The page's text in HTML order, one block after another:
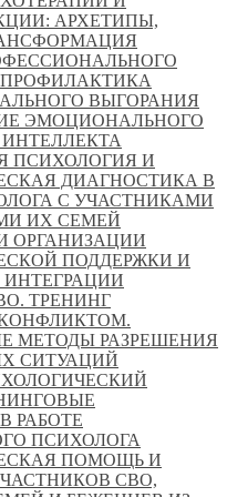
АРХЕТИПЫ,
ВЫГОРАНИЯ
ЭМОЦИОНАЛЬНОГО
ПСИХОЛОГИЯ И
ДИАГНОСТИКА В
С УЧАСТНИКАМИ
ИХ СЕМЕЙ
ОРГАНИЗАЦИИ
ПОДДЕРЖКИ И
ТРЕНИНГ
МЕТОДЫ РАЗРЕШЕНИЯ
СИТУАЦИЙ
РАБОТЕ
ПСИХОЛОГА
ПОМОЩЬ И
СВО,